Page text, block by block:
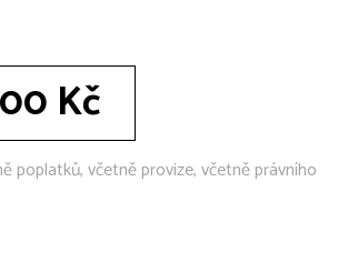
Kč
poplatků, včetně provize, včetně právního